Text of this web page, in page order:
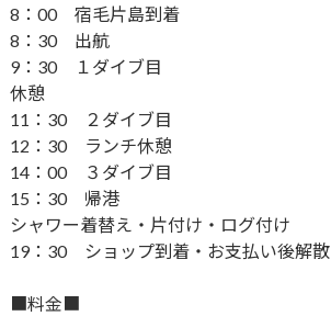
8：00 宿毛片島到着
8：30 出航
9：30 １ダイブ目
休憩
11：30 ２ダイブ目
12：30 ランチ休憩
14：00 ３ダイブ目
15：30 帰港
シャワー着替え・片付け・ログ付け
19：30 ショップ到着・お支払い後解散
■料金■